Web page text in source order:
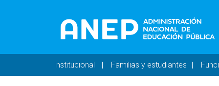
Navegación principal -
Institucional Familias y estudiantes